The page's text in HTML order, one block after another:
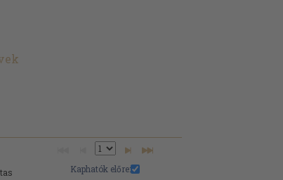
Kaphatók előre: